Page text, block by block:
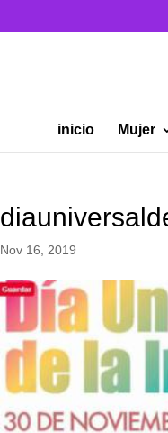
inicio Mujer
Nov 16, 2019